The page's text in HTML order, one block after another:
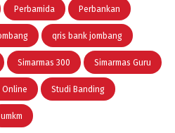
Perbamida Perbankan
qris bank jombang
Simarmas 300 Simarmas Guru
Online Studi Banding
umkm